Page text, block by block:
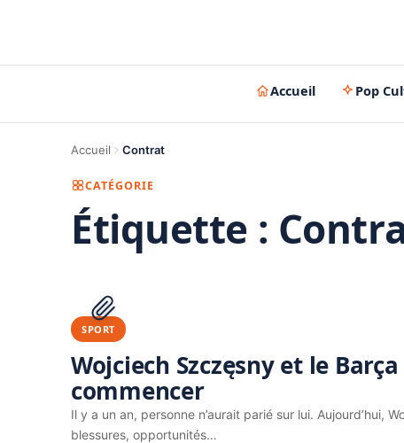
Accueil Pop
Accueil Contrat
CATÉGORIE
Étiquette :
SPORT
Wojciech Szczęsny et le
commencer
Il y a un an, personne n’aurait parié sur lui. Aujourd’hui,
blessures, opportunités…